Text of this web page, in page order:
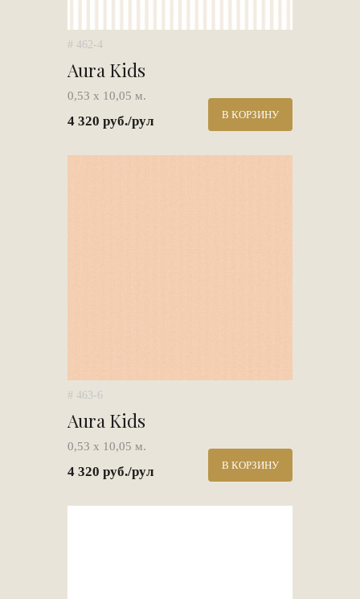
# 462-4
Aura Kids
0,53 х 10,05 м.
4 320 руб./рул В КОРЗИНУ
# 463-6
Aura Kids
0,53 х 10,05 м.
4 320 руб./рул В КОРЗИНУ